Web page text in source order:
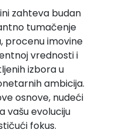
zahteva budan
tumačenje
procenu imovine
vrednosti i
izbora u
ambicija.
osnove, nudeći
vašu evoluciju
fokus.